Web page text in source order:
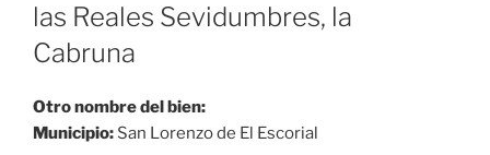
las Reales Sevidumbres, la
Cabruna
Otro nombre del bien:
Municipio: San Lorenzo de El Escorial